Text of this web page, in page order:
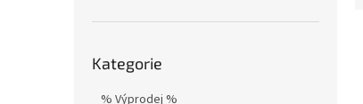
kategorie
Kategorie
% Výprodej %